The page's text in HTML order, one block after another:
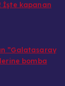
İşte kapanan
”Galatasaray
bomba